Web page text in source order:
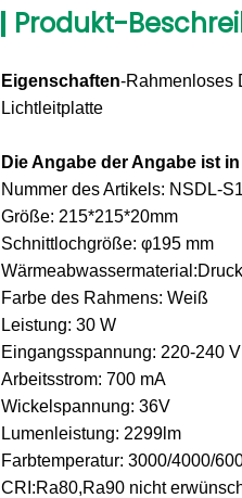
Produkt-
Eigenschaften-Rahmenloses
Lichtleitplatte
Die Angabe der Angabe ist
Nummer des Artikels: NSDL-
Größe: 215*215*20mm
Schnittlochgröße: φ195 mm
Farbe des Rahmens: Weiß
Leistung: 30 W
Eingangsspannung: 220-240 V
Arbeitsstrom: 700 mA
Wickelspannung: 36V
Lumenleistung: 2299lm
Farbtemperatur: 3000/4000/
CRI:Ra80,Ra90 nicht